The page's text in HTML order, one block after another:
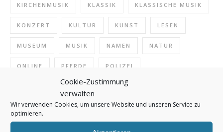
Cookie-Zustimmung
verwalten
Wir verwenden Cookies, um unsere Website und unseren Service zu
optimieren.
KIRCHENMUSIK KLASSIK KLASSISCHE MUSIK
KONZERT KULTUR KUNST LESEN
MUSEUM MUSIK NAMEN NATUR
ONLINE PFERDE POLIZEI
POLIZEIDEUTSCH PRESSE
REISEN REITEN SCHREIBEN SCHULE